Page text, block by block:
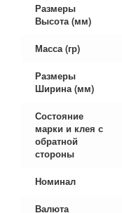
Размеры
Высота (мм)
Масса (гр)
Размеры
Ширина (мм)
Состояние
марки и клея с
обратной
стороны
Номинал
Валюта